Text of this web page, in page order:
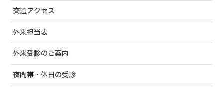
交通アクセス
外来担当表
外来受診のご案内
夜間帯・休日の受診